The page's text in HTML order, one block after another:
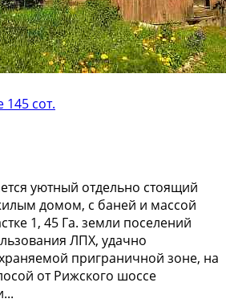
145 сот.
уютный отдельно стоящий
домом, с баней и массой
1, 45 Га. земли поселений
ЛПХ, удачно
приграничной зоне, на
от Рижского шоссе